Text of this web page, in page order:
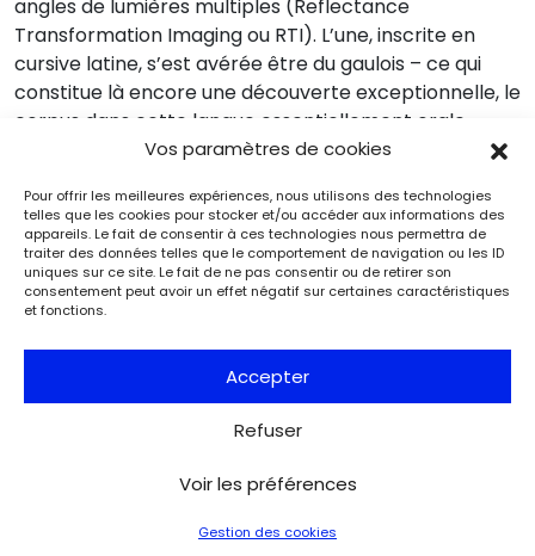
Vos paramètres de cookies
Pour offrir les meilleures expériences, nous utilisons des technologies
telles que les cookies pour stocker et/ou accéder aux informations des
appareils. Le fait de consentir à ces technologies nous permettra de
traiter des données telles que le comportement de navigation ou les ID
uniques sur ce site. Le fait de ne pas consentir ou de retirer son
consentement peut avoir un effet négatif sur certaines caractéristiques
et fonctions.
Accepter
Refuser
Voir les préférences
Gestion des cookies
angles de lumières multiples (Reflectance
Transformation Imaging ou RTI). L’une, inscrite en
cursive latine, s’est avérée être du gaulois – ce qui
constitue là encore une découverte exceptionnelle, le
corpus dans cette langue essentiellement orale
étant très limité ; son texte invoque Mars et Mercure.
tomographie à rayons X, qui a révélé, sans avoir à
déplier le rouleau, la présence d’inscriptions sur les
deux côtés. Pour les archéologues, cette très forte
concentration a certainement une signification. Les
autres singularités de la nécropole interrogent
également. En attendant que les études des
ossements, du mobilier et des sédiments prélevés
permettent d’en savoir plus, les archéologues
émettent l’hypothèse que cette nécropole